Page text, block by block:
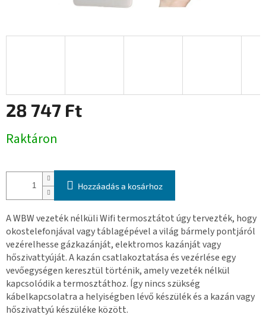
28 747 Ft
Raktáron
Hozzáadás a kosárhoz
A WBW vezeték nélküli Wifi termosztátot úgy tervezték, hogy
okostelefonjával vagy táblagépével a világ bármely pontjáról
vezérelhesse gázkazánját, elektromos kazánját vagy
hőszivattyúját. A kazán csatlakoztatása és vezérlése egy
vevőegységen keresztül történik, amely vezeték nélkül
kapcsolódik a termosztáthoz. Így nincs szükség
kábelkapcsolatra a helyiségben lévő készülék és a kazán vagy
hőszivattyú készüléke között.